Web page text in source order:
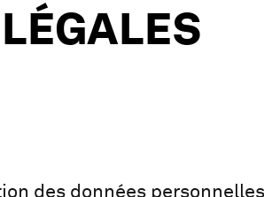
des données personnelles